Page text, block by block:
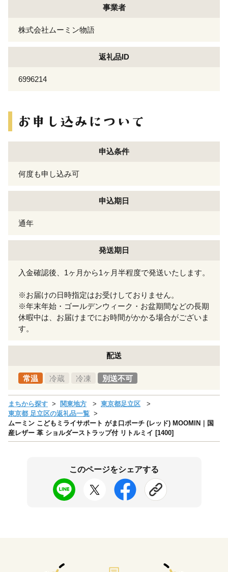
事業者
株式会社ムーミン物語
返礼品ID
6996214
申込条件
何度も申し込み可
申込期日
通年
発送期日
入金確認後、1ヶ月から1ヶ月半程度で発送いたします。
※お届けの日時指定はお受けしておりません。
※年末年始・ゴールデンウィーク・お盆期間などの長期
休暇中は、お届けまでにお時間がかかる場合がございま
す。
配送
常温 冷蔵 冷凍 別送不可
まちから探す 関東地方
東京都足立区
東京都 足立区の返礼品一覧
ムーミン こどもミライサポート がま口ポーチ (レッド) MOOMIN｜国
産レザー 革 ショルダーストラップ付 リトルミイ [1400]
このページをシェアする